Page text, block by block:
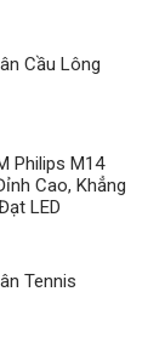
Cầu Lông
Philips M14
Cao, Khẳng
LED
Tennis